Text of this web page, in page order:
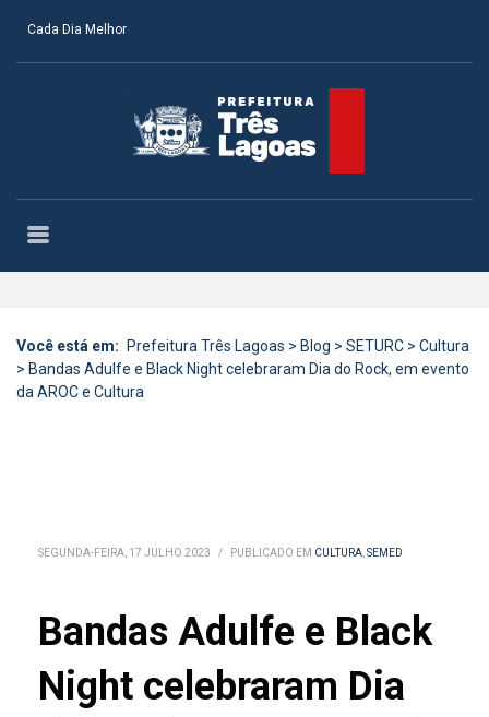
Cada Dia Melhor
Você está em: Prefeitura Três Lagoas > Blog > SETURC > Cultura
> Bandas Adulfe e Black Night celebraram Dia do Rock, em evento
da AROC e Cultura
SEGUNDA-FEIRA, 17 JULHO 2023 / PUBLICADO EM CULTURA,SEMED
Bandas Adulfe e Black
Night celebraram Dia